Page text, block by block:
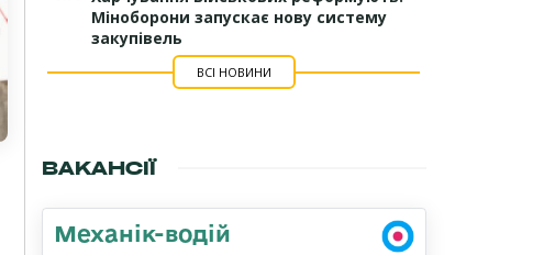
Міноборони запускає нову систему
закупівель
ВСІ НОВИНИ
ВАКАНСІЇ
Механік-водій